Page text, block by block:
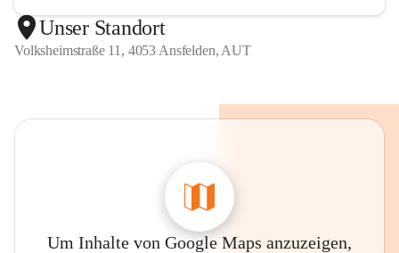
Unser Standort
Volksheimstraße 11, 4053 Ansfelden, AUT
Um Inhalte von Google Maps anzuzeigen,